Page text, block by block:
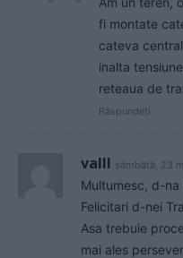
fi montate
cateva
inalta
reteaua de
Răspundeți
valll sâmbătă, 23
Multumesc, d-na
Felicitari d-nei
Asa trebuie
mai ales